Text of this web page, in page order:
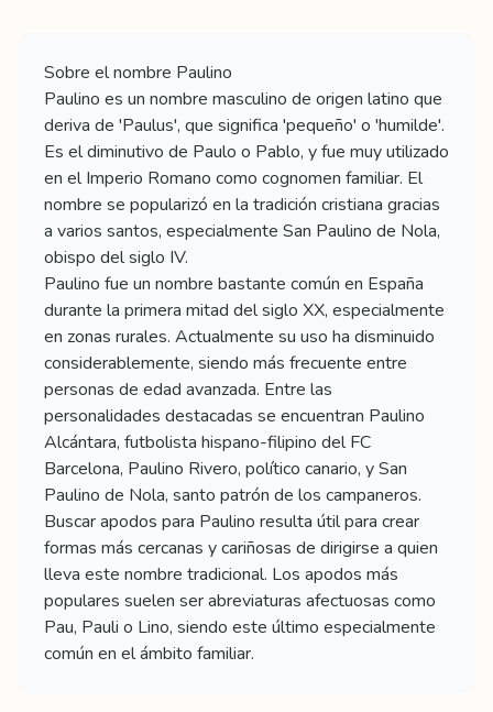
Sobre el nombre Paulino
Paulino es un nombre masculino de origen latino que
deriva de 'Paulus', que significa 'pequeño' o 'humilde'.
Es el diminutivo de Paulo o Pablo, y fue muy utilizado
en el Imperio Romano como cognomen familiar. El
nombre se popularizó en la tradición cristiana gracias
a varios santos, especialmente San Paulino de Nola,
obispo del siglo IV.
Paulino fue un nombre bastante común en España
durante la primera mitad del siglo XX, especialmente
en zonas rurales. Actualmente su uso ha disminuido
considerablemente, siendo más frecuente entre
personas de edad avanzada. Entre las
personalidades destacadas se encuentran Paulino
Alcántara, futbolista hispano-filipino del FC
Barcelona, Paulino Rivero, político canario, y San
Paulino de Nola, santo patrón de los campaneros.
Buscar apodos para Paulino resulta útil para crear
formas más cercanas y cariñosas de dirigirse a quien
lleva este nombre tradicional. Los apodos más
populares suelen ser abreviaturas afectuosas como
Pau, Pauli o Lino, siendo este último especialmente
común en el ámbito familiar.